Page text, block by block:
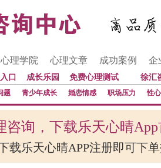
心理学院 心理文章 成功案例 企
口 成长乐园 免费心理测试 徐汇
题 青少年成长 婚恋情感 职场压力 性
询，下载乐天心晴
载乐天心晴APP注册即可下